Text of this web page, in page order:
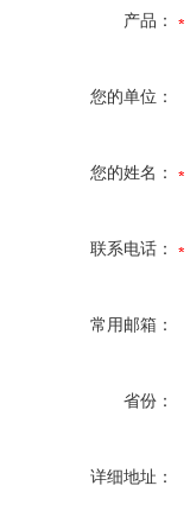
产品：
您的单位：
您的姓名：
联系电话：
常用邮箱：
省份：
详细地址：